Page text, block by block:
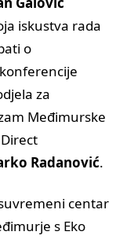
iskustva rada
o
za
Međimurske
Radanović.
centar
s Eko